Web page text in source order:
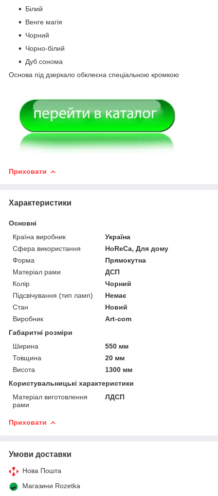
Білий
Венге магія
Чорний
Чорно-білий
Дуб сонома
Основа під дзеркало обклеєна спеціальною кромкою
Приховати
Характеристики
Основні
Країна виробник
Україна
Сфера використання
HoReCa, Для дому
Форма
Прямокутна
Матеріал рами
ДСП
Колір
Чорний
Підсвічування (тип ламп)
Немає
Стан
Новий
Виробник
Art-com
Габаритні розміри
Ширина
550 мм
Товщина
20 мм
Висота
1300 мм
Користувальницькі характеристики
Матеріал виготовлення
рами
ЛДСП
Приховати
Умови доставки
Нова Пошта
Магазини Rozetka